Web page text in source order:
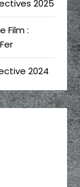
2025
Film :
2024